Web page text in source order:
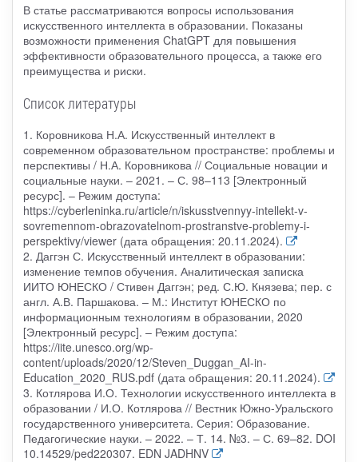
В статье рассматриваются вопросы использования
искусственного интеллекта в образовании. Показаны
возможности применения ChatGPT для повышения
эффективности образовательного процесса, а также его
преимущества и риски.
Список литературы
1. Коровникова Н.А. Искусственный интеллект в
современном образовательном пространстве: проблемы и
перспективы / Н.А. Коровникова // Социальные новации и
социальные науки. – 2021. – С. 98–113 [Электронный
ресурс]. – Режим доступа:
https://cyberleninka.ru/article/n/iskusstvennyy-intellekt-v-
sovremennom-obrazovatelnom-prostranstve-problemy-i-
perspektivy/viewer (дата обращения: 20.11.2024).
2. Даггэн С. Искусственный интеллект в образовании:
изменение темпов обучения. Аналитическая записка
ИИТО ЮНЕСКО / Стивен Даггэн; ред. С.Ю. Князева; пер. с
англ. А.В. Паршакова. – М.: Институт ЮНЕСКО по
информационным технологиям в образовании, 2020
[Электронный ресурс]. – Режим доступа:
https://iite.unesco.org/wp-
content/uploads/2020/12/Steven_Duggan_AI-in-
Education_2020_RUS.pdf (дата обращения: 20.11.2024).
3. Котлярова И.О. Технологии искусственного интеллекта в
образовании / И.О. Котлярова // Вестник Южно-Уральского
государственного университета. Серия: Образование.
Педагогические науки. – 2022. – Т. 14. №3. – С. 69–82. DOI
10.14529/ped220307. EDN JADHNV